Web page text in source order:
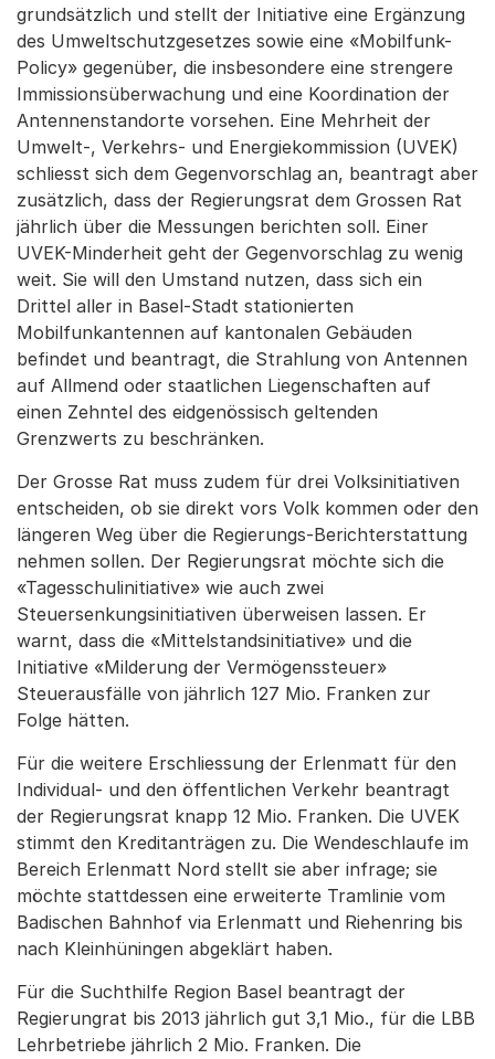
grundsätzlich und stellt der Initiative eine Ergänzung
des Umweltschutzgesetzes sowie eine «Mobilfunk-
Policy» gegenüber, die insbesondere eine strengere
Immissionsüberwachung und eine Koordination der
Antennenstandorte vorsehen. Eine Mehrheit der
Umwelt-, Verkehrs- und Energiekommission (UVEK)
schliesst sich dem Gegenvorschlag an, beantragt aber
zusätzlich, dass der Regierungsrat dem Grossen Rat
jährlich über die Messungen berichten soll. Einer
UVEK-Minderheit geht der Gegenvorschlag zu wenig
weit. Sie will den Umstand nutzen, dass sich ein
Drittel aller in Basel-Stadt stationierten
Mobilfunkantennen auf kantonalen Gebäuden
befindet und beantragt, die Strahlung von Antennen
auf Allmend oder staatlichen Liegenschaften auf
einen Zehntel des eidgenössisch geltenden
Grenzwerts zu beschränken.
Der Grosse Rat muss zudem für drei Volksinitiativen
entscheiden, ob sie direkt vors Volk kommen oder den
längeren Weg über die Regierungs-Berichterstattung
nehmen sollen. Der Regierungsrat möchte sich die
«Tagesschulinitiative» wie auch zwei
Steuersenkungsinitiativen überweisen lassen. Er
warnt, dass die «Mittelstandsinitiative» und die
Initiative «Milderung der Vermögenssteuer»
Steuerausfälle von jährlich 127 Mio. Franken zur
Folge hätten.
Für die weitere Erschliessung der Erlenmatt für den
Individual- und den öffentlichen Verkehr beantragt
der Regierungsrat knapp 12 Mio. Franken. Die UVEK
stimmt den Kreditanträgen zu. Die Wendeschlaufe im
Bereich Erlenmatt Nord stellt sie aber infrage; sie
möchte stattdessen eine erweiterte Tramlinie vom
Badischen Bahnhof via Erlenmatt und Riehenring bis
nach Kleinhüningen abgeklärt haben.
Für die Suchthilfe Region Basel beantragt der
Regierungrat bis 2013 jährlich gut 3,1 Mio., für die LBB
Lehrbetriebe jährlich 2 Mio. Franken. Die